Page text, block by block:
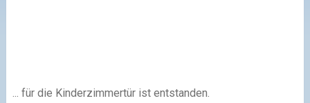
... für die Kinderzimmertür ist entstanden.